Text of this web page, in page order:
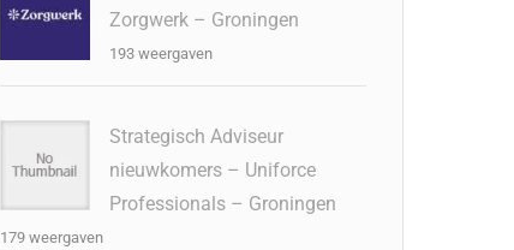
Zorgwerk – Groningen
193 weergaven
Strategisch Adviseur
nieuwkomers – Uniforce
Professionals – Groningen
179 weergaven